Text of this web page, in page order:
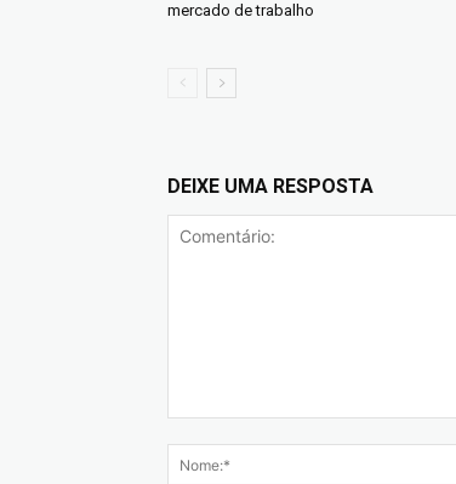
mercado de trabalho
DEIXE UMA RESPOSTA